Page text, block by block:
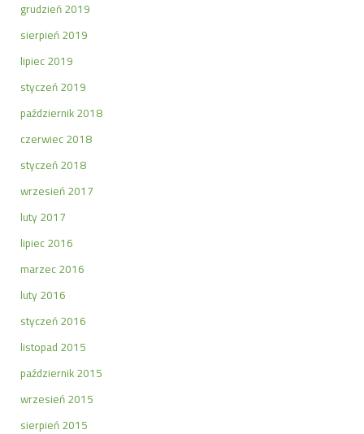
grudzień 2019
sierpień 2019
lipiec 2019
styczeń 2019
październik 2018
czerwiec 2018
styczeń 2018
wrzesień 2017
luty 2017
lipiec 2016
marzec 2016
luty 2016
styczeń 2016
listopad 2015
październik 2015
wrzesień 2015
sierpień 2015